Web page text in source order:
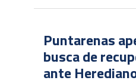
Puntarenas
busca de
ante